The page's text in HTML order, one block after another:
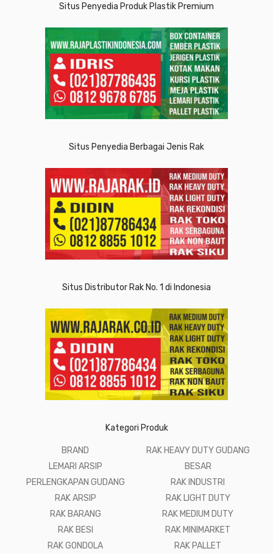
Situs Penyedia Produk Plastik Premium
Situs Penyedia Berbagai Jenis Rak
Situs Distributor Rak No. 1 di Indonesia
Kategori Produk
BRAND
LEMARI ARSIP
PERLENGKAPAN GUDANG
RAK ARSIP
RAK BARANG
RAK BESI
RAK GONDOLA
RAK HEAVY DUTY GUDANG
BESAR
RAK INDUSTRI
RAK LIGHT DUTY
RAK MEDIUM DUTY
RAK MINIMARKET
RAK PALLET